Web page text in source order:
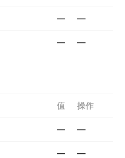
— —
— —
值 操作
— —
— —